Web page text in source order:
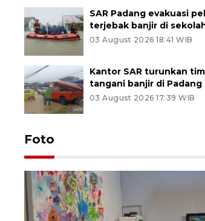
SAR Padang evakuasi
terjebak banjir di
03 August 2026 18:41 WIB
Kantor SAR turunkan tim
tangani banjir di Padang
03 August 2026 17:39 WIB
Foto